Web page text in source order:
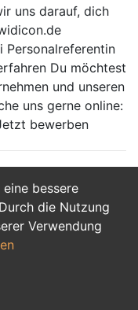
bessere
die Nutzung
Verwendung
uns darauf, dich
Personalreferentin
Du möchtest
und unseren
uns gerne online:
bewerben